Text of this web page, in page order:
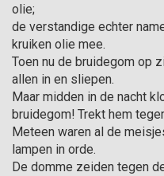
olie;
de verstandige echter
kruiken olie mee.
Toen nu de bruidegom op
allen in en sliepen.
Maar midden in de nacht
bruidegom! Trekt hem
Meteen waren al de
lampen in orde.
De domme zeiden tegen